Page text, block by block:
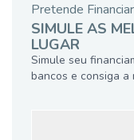
Pretende
SIMULE AS
LUGAR
Simule seu
bancos e consiga a